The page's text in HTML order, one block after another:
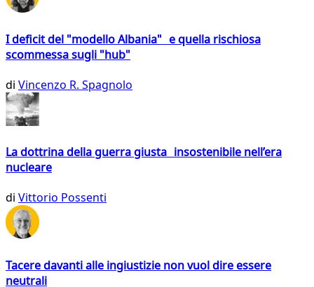
I deficit del "modello Albania" e quella rischiosa
scommessa sugli "hub"
di Vincenzo R. Spagnolo
La dottrina della guerra giusta insostenibile nell’era
nucleare
di Vittorio Possenti
Tacere davanti alle ingiustizie non vuol dire essere
neutrali